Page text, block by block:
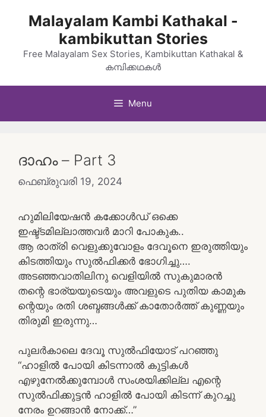
Malayalam Kambi Kathakal -
kambikuttan Stories
Free Malayalam Sex Stories, Kambikuttan Kathakal &
കമ്പിക്കഥകൾ
Menu
ദാഹം – Part 3
ഫെബ്രുവരി 19, 2024
ഹുമിലിയേഷൻ കക്കോൾഡ് ഒക്കെ
ഇഷ്ട്ടമില്ലാത്തവർ മാറി പോകുക..
ആ രാത്രി വെളുക്കുവോളം ദേവൂനെ ഇരുത്തിയും
കിടത്തിയും സുൽഫിക്കർ ഭോഗിച്ചു….
അടഞ്ഞവാതിലിനു വെളിയിൽ സുകുമാരൻ
തന്റെ ഭാര്യയുടെയും അവളുടെ പുതിയ കാമുക
ന്റെയും രതി ശബ്ദങ്ങൾക്ക് കാതോർത്ത് കുണ്ണയും
തിരുമി ഇരുന്നു…
പുലർകാലെ ദേവൂ സുൽഫിയോട് പറഞ്ഞു
“ഹാളിൽ പോയി കിടന്നാൽ കുട്ടികൾ
എഴുനേൽക്കുമ്പോൾ സംശയിക്കില്ല എന്റെ
സുൽഫിക്കുട്ടൻ ഹാളിൽ പോയി കിടന്ന് കുറച്ചു
നേരം ഉറങ്ങാൻ നോക്ക്…”